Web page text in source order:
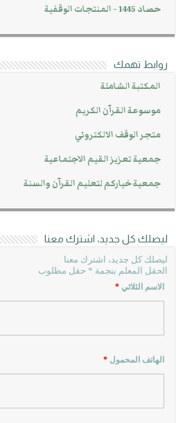
حصاد 1445 - المنتجات الوقفية
روابط تهمك
المكتبة الشاملة
موسوعة القرآن الكريم
متجر الوقف الالكتروني
جمعية تعزيز القيم الاجتماعية
جمعية خياركم لتعليم القرآن والسنة
ليصلك كل جديد، اشترك معنا
ليصلك كل جديد، اشترك معنا
الحقل المعلم بنجمة * حقل مطلوب
الاسم الثلاثي*
الهاتف المحمول*